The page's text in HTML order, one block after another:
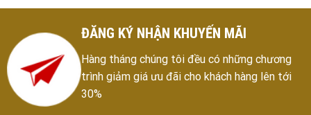
ĐĂNG KÝ NHẬN KHUYẾN MÃI
Hàng tháng chúng tôi đều có những chương
trình giảm giá ưu đãi cho khách hàng lên tới
30%